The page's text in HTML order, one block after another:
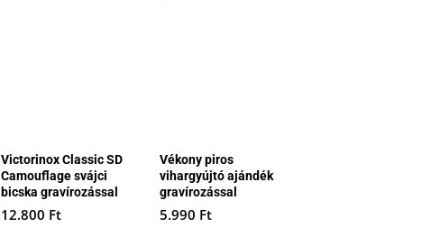
Victorinox Classic SD
Camouflage svájci
bicska gravírozással
12.800 Ft
Vékony piros
vihargyújtó ajándék
gravírozással
5.990 Ft